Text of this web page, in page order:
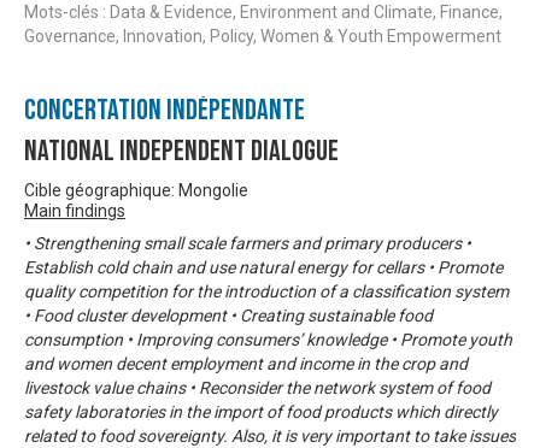
Mots-clés : Data & Evidence, Environment and Climate, Finance,
Governance, Innovation, Policy, Women & Youth Empowerment
Concertation Indépendante
National Independent Dialogue
Cible géographique: Mongolie
Main findings
• Strengthening small scale farmers and primary producers •
Establish cold chain and use natural energy for cellars • Promote
quality competition for the introduction of a classification system
• Food cluster development • Creating sustainable food
consumption • Improving consumers’ knowledge • Promote youth
and women decent employment and income in the crop and
livestock value chains • Reconsider the network system of food
safety laboratories in the import of food products which directly
related to food sovereignty. Also, it is very important to take issues